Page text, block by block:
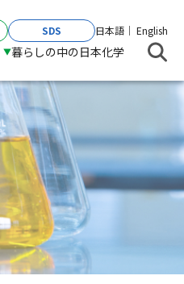
SDS English
日本語
暮らしの中の日本化学